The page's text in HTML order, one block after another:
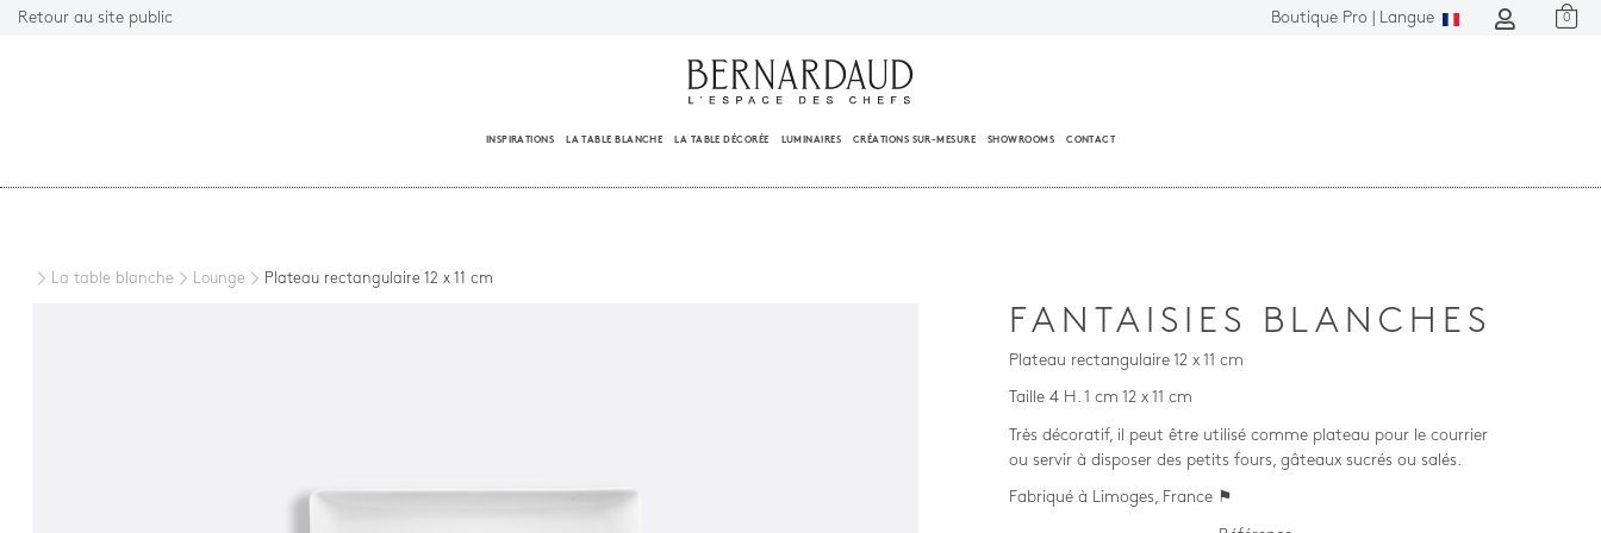
Retour au site public Boutique Pro | Langue 0
INSPIRATIONS LA TABLE BLANCHE LA TABLE DÉCORÉE LUMINAIRES CRÉATIONS SUR-MESURE SHOWROOMS CONTACT
La table blanche Lounge Plateau rectangulaire 12 x 11 cm
FANTAISIES BLANCHES
Plateau rectangulaire 12 x 11 cm
Taille 4 H. 1 cm 12 x 11 cm
Très décoratif, il peut être utilisé comme plateau pour le courrier
ou servir à disposer des petits fours, gâteaux sucrés ou salés.
Fabriqué à Limoges, France ⚑